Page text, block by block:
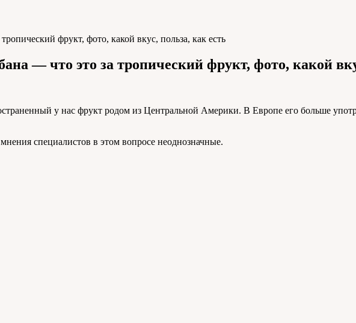
фрукт, фото, какой вкус, польза, как есть
— что это за тропический фрукт, фото, какой
у нас фрукт родом из Центральной Америки. В Европе его больше
специалистов в этом вопросе неоднозначные.